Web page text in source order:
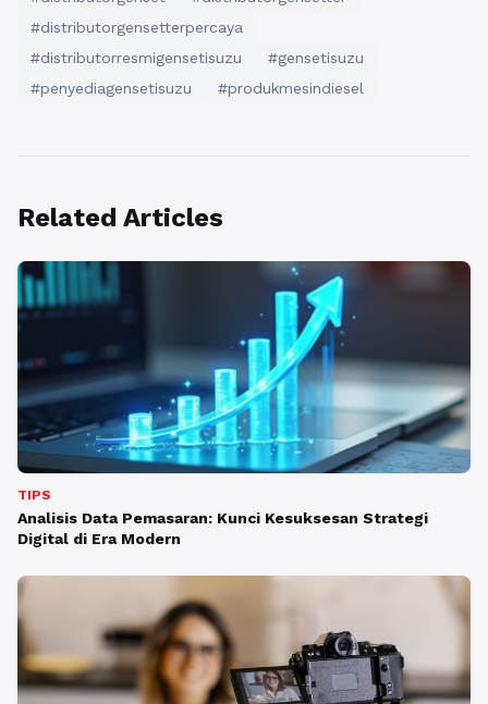
#distributorgensetterpercaya
#distributorresmigensetisuzu
#gensetisuzu
#penyediagensetisuzu
#produkmesindiesel
Related Articles
TIPS
Analisis Data Pemasaran: Kunci Kesuksesan Strategi
Digital di Era Modern